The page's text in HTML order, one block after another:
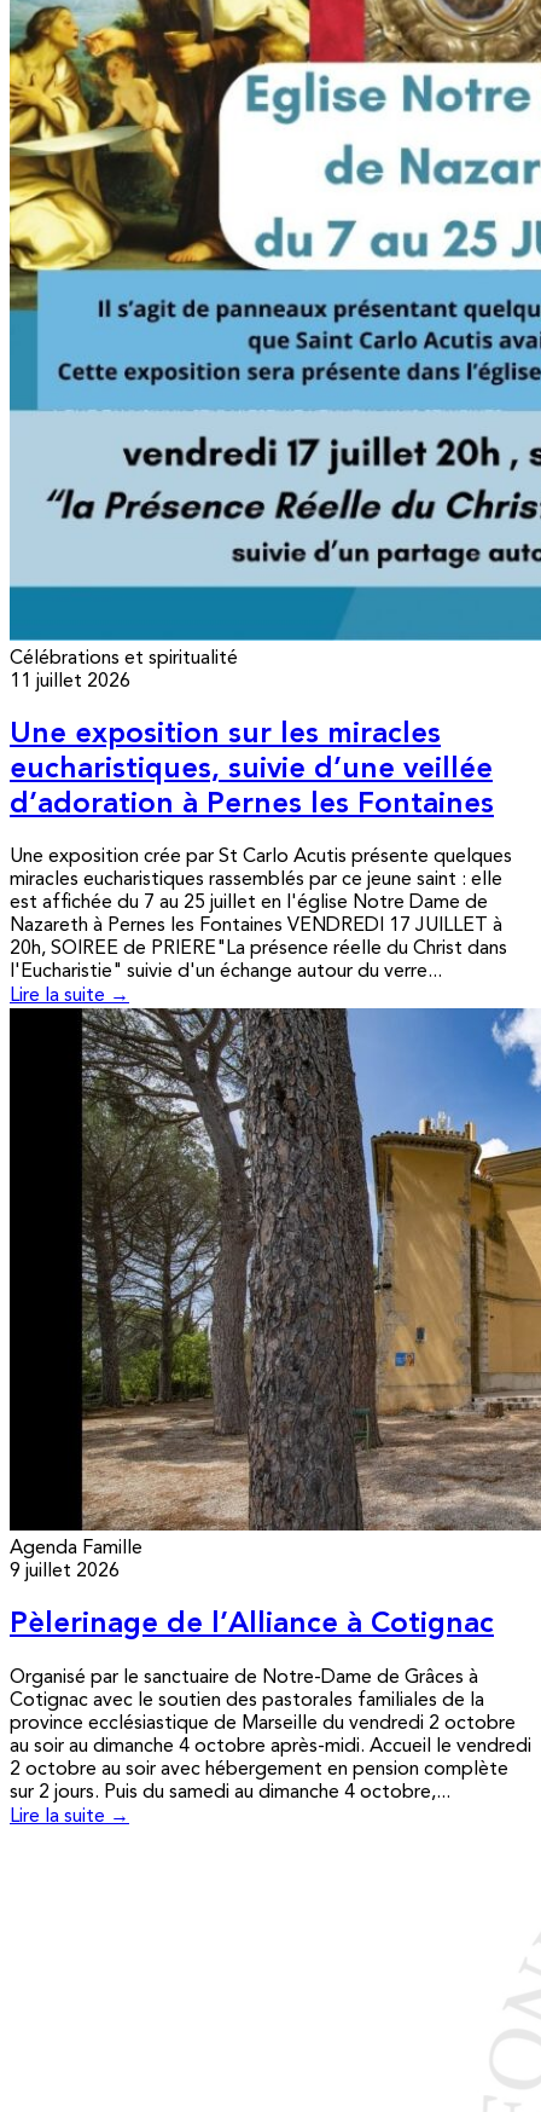
Célébrations et spiritualité
11 juillet 2026
Une exposition sur les miracles
eucharistiques, suivie d’une veillée
d’adoration à Pernes les Fontaines
Une exposition crée par St Carlo Acutis présente quelques
miracles eucharistiques rassemblés par ce jeune saint : elle
est affichée du 7 au 25 juillet en l'église Notre Dame de
Nazareth à Pernes les Fontaines VENDREDI 17 JUILLET à
20h, SOIREE de PRIERE"La présence réelle du Christ dans
l'Eucharistie" suivie d'un échange autour du verre...
Lire la suite →
Agenda Famille
9 juillet 2026
Pèlerinage de l’Alliance à Cotignac
Organisé par le sanctuaire de Notre-Dame de Grâces à
Cotignac avec le soutien des pastorales familiales de la
province ecclésiastique de Marseille du vendredi 2 octobre
au soir au dimanche 4 octobre après-midi. Accueil le vendredi
2 octobre au soir avec hébergement en pension complète
sur 2 jours. Puis du samedi au dimanche 4 octobre,...
Lire la suite →